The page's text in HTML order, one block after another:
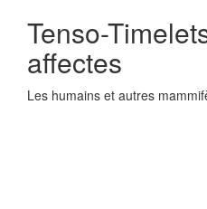
Tenso-
affectes
Les humains et autres